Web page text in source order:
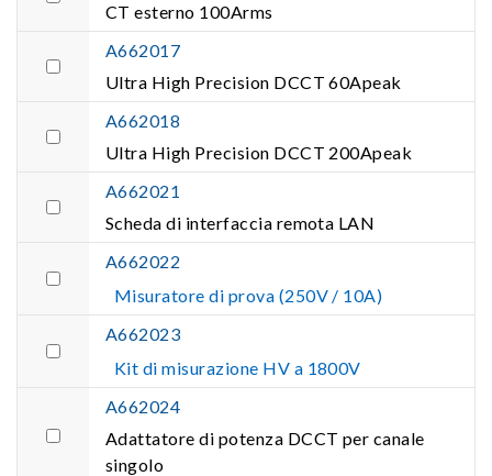
CT esterno 100Arms
A662017
Ultra High Precision DCCT 60Apeak
A662018
Ultra High Precision DCCT 200Apeak
A662021
Scheda di interfaccia remota LAN
A662022
Misuratore di prova (250V / 10A)
A662023
Kit di misurazione HV a 1800V
A662024
Adattatore di potenza DCCT per canale
singolo